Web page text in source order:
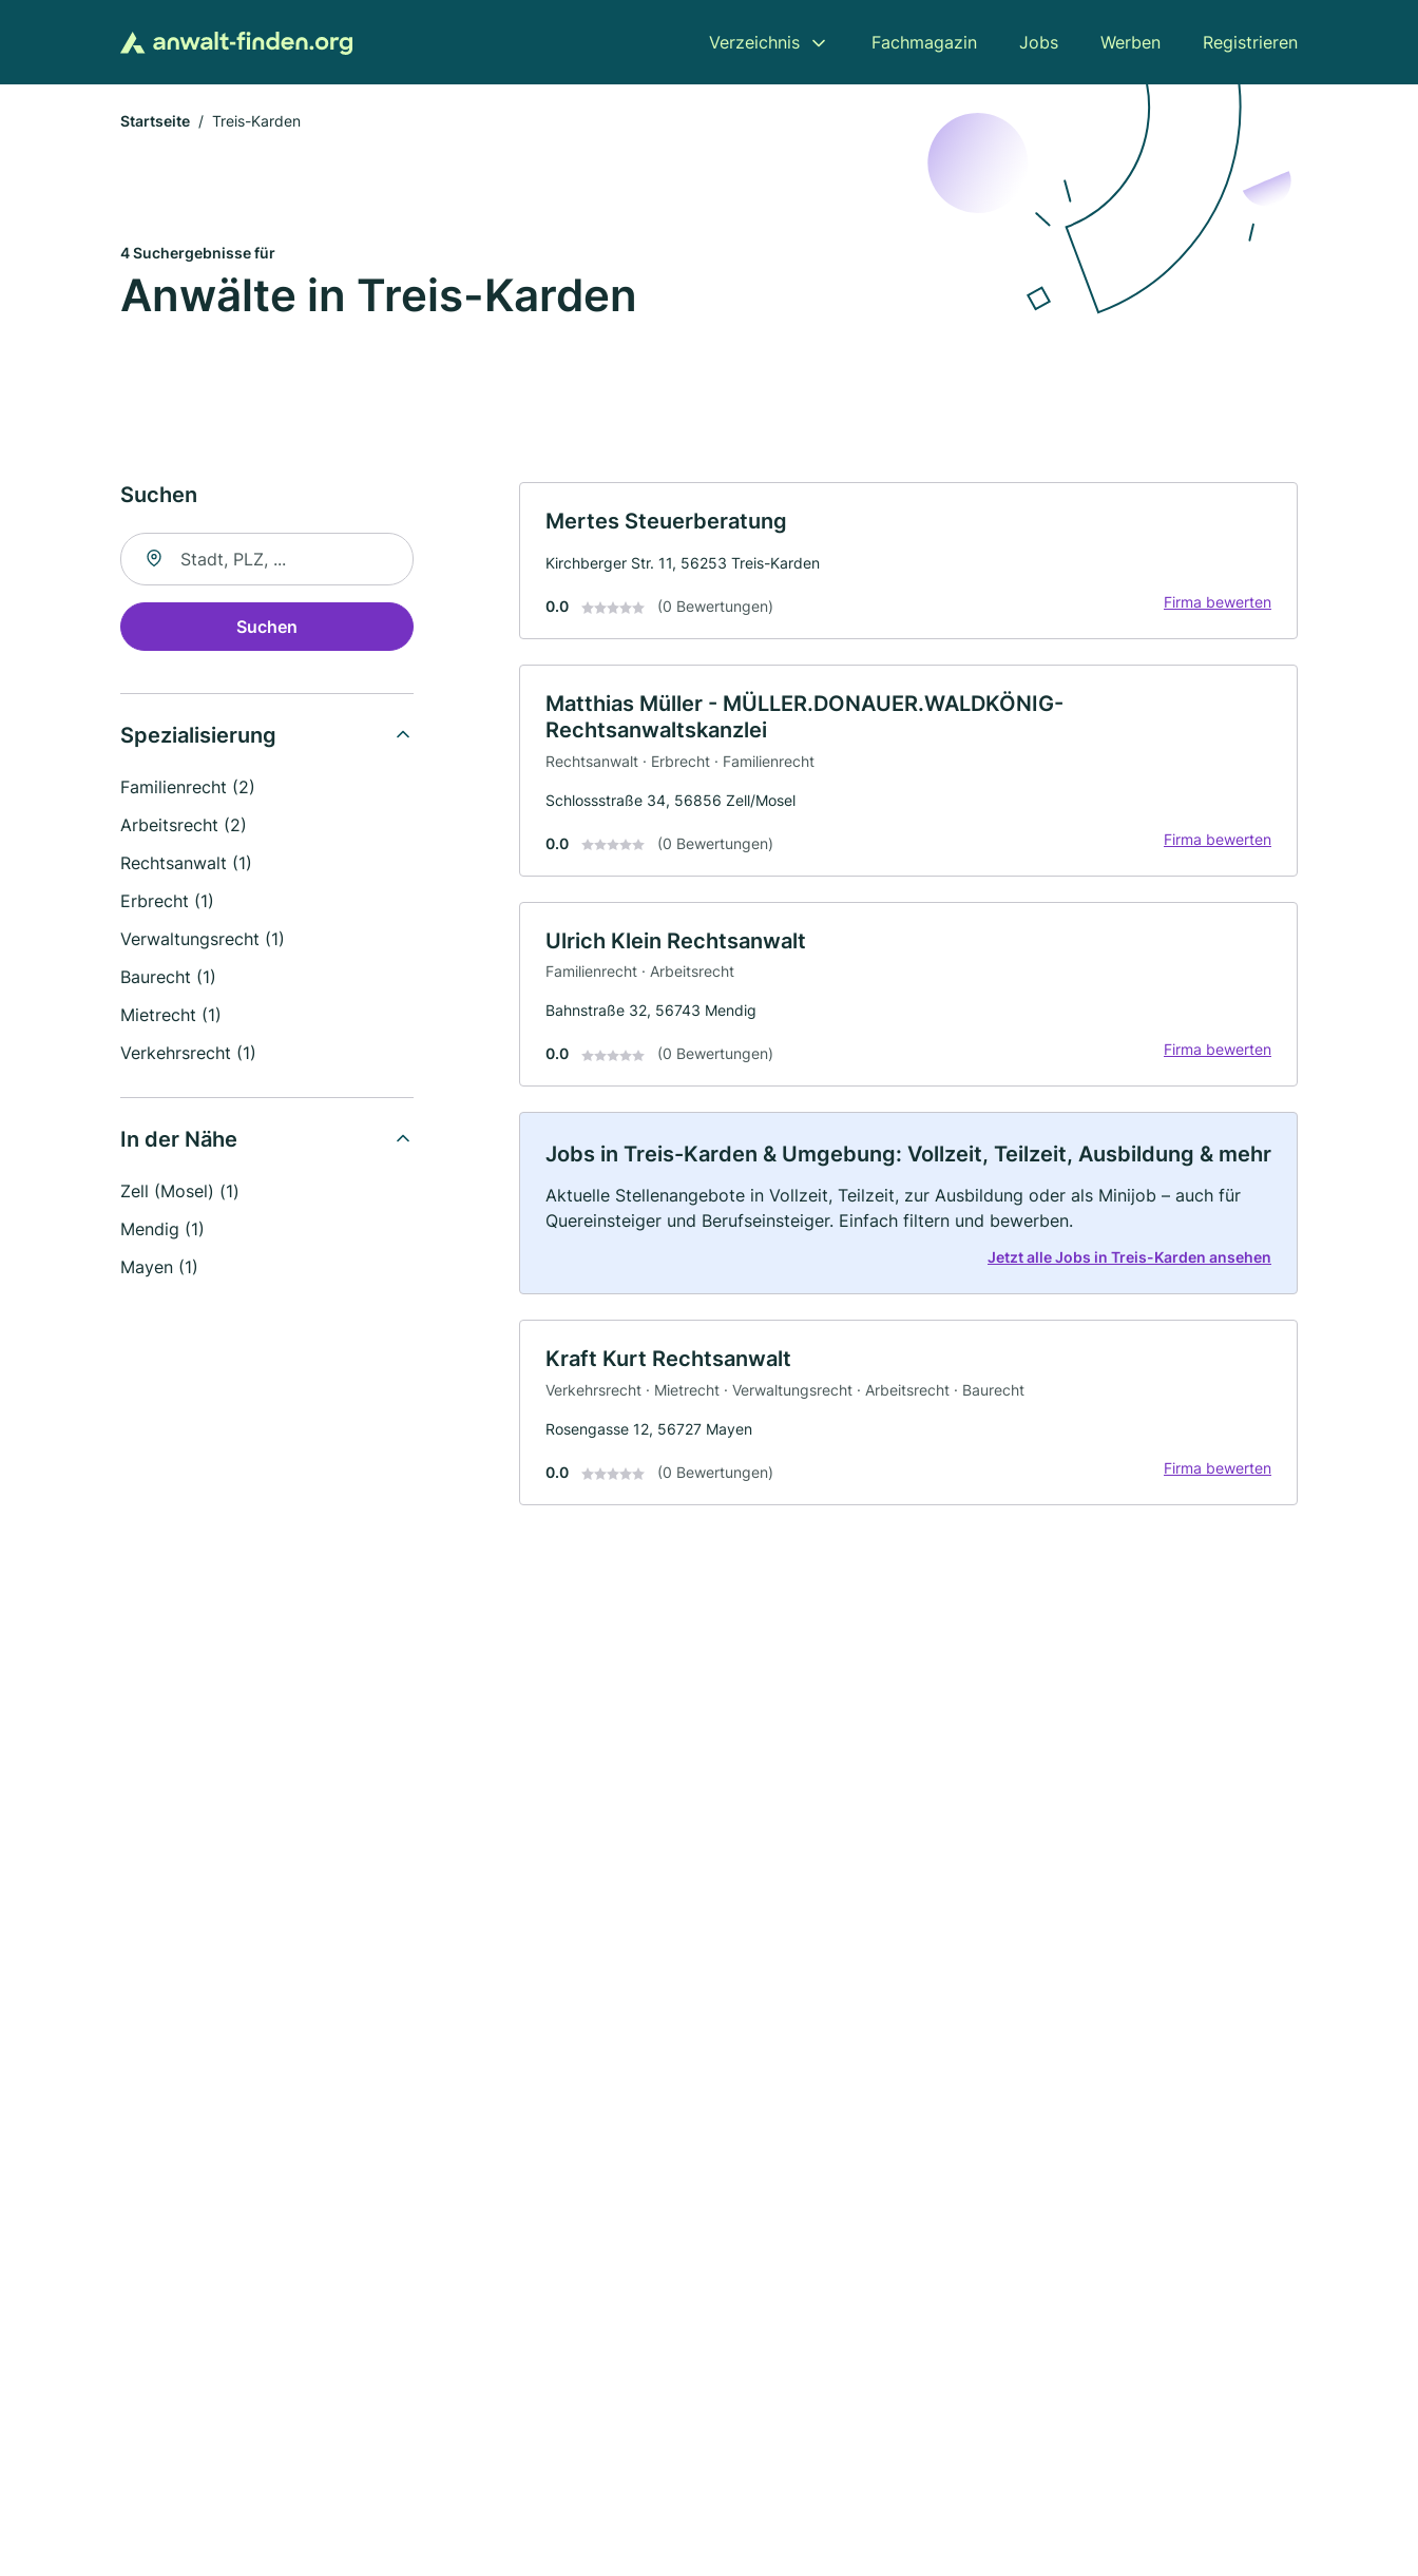
Verzeichnis Fachmagazin Jobs Werben Registrieren
Startseite Treis-Karden
4 Suchergebnisse für
Anwälte in Treis-Karden
Suchen
Suche nach Ort
Suchen
Spezialisierung
Familienrecht (2)
Arbeitsrecht (2)
Rechtsanwalt (1)
Erbrecht (1)
Verwaltungsrecht (1)
Baurecht (1)
Mietrecht (1)
Verkehrsrecht (1)
In der Nähe
Zell (Mosel) (1)
Mendig (1)
Mayen (1)
Mertes Steuerberatung
Kirchberger Str. 11, 56253 Treis-Karden
0.0 (0 Bewertungen) Firma bewerten
Matthias Müller - MÜLLER.DONAUER.WALDKÖNIG-
Rechtsanwaltskanzlei
Rechtsanwalt · Erbrecht · Familienrecht
Schlossstraße 34, 56856 Zell/Mosel
0.0 (0 Bewertungen) Firma bewerten
Ulrich Klein Rechtsanwalt
Familienrecht · Arbeitsrecht
Bahnstraße 32, 56743 Mendig
0.0 (0 Bewertungen) Firma bewerten
Jobs in Treis-Karden & Umgebung: Vollzeit, Teilzeit, Ausbildung & mehr
Aktuelle Stellenangebote in Vollzeit, Teilzeit, zur Ausbildung oder als Minijob – auch für
Quereinsteiger und Berufseinsteiger. Einfach filtern und bewerben.
Jetzt alle Jobs in Treis-Karden ansehen
Kraft Kurt Rechtsanwalt
Verkehrsrecht · Mietrecht · Verwaltungsrecht · Arbeitsrecht · Baurecht
Rosengasse 12, 56727 Mayen
0.0 (0 Bewertungen) Firma bewerten